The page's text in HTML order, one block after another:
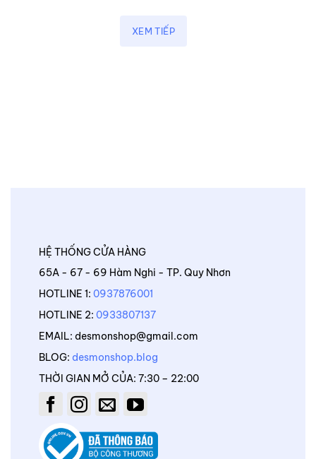
XEM TIẾP
HỆ THỐNG CỬA HÀNG
65A - 67 - 69 Hàm Nghi - TP. Quy Nhơn
HOTLINE 1: 0937876001
HOTLINE 2: 0933807137
EMAIL: desmonshop@gmail.com
BLOG: desmonshop.blog
THỜI GIAN MỞ CỦA: 7:30 – 22:00